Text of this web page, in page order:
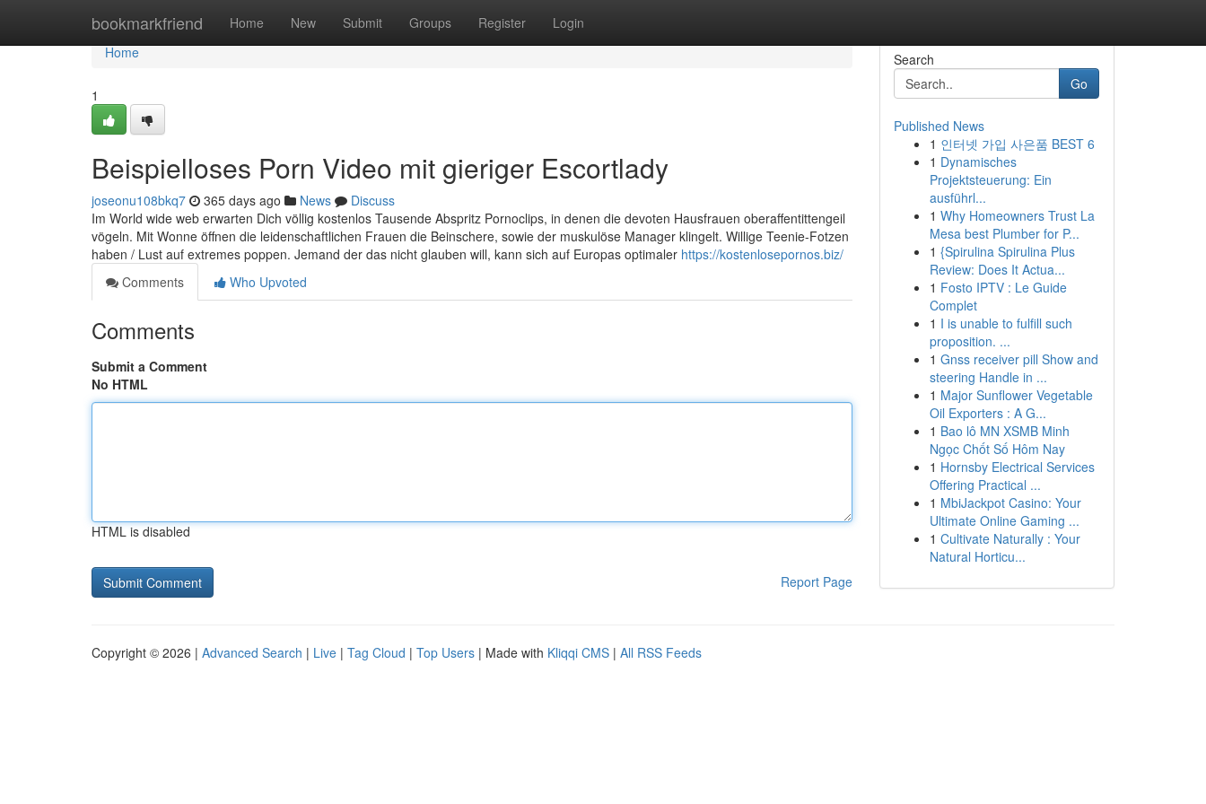
bookmarkfriend Home New Submit Groups Register Login
Home
Home
1
Beispielloses Porn Video mit gieriger Escortlady
joseonu108bkq7 365 days ago News
Discuss
Im World wide web erwarten Dich völlig kostenlos Tausende Abspritz Pornoclips, in denen die devoten Hausfrauen oberaffentittengeil
vögeln. Mit Wonne öffnen die leidenschaftlichen Frauen die Beinschere, sowie der muskulöse Manager klingelt. Willige Teenie-Fotzen
haben / Lust auf extremes poppen. Jemand der das nicht glauben will, kann sich auf Europas optimaler https://kostenlosepornos.biz/
Comments
Who Upvoted
Comments
Submit a Comment
No HTML
HTML is disabled
Report Page
Search
Go
Published News
1 인터넷 가입 사은품 BEST 6
1 Dynamisches
Projektsteuerung: Ein
ausführl...
1 Why Homeowners Trust La
Mesa best Plumber for P...
1 {Spirulina Spirulina Plus
Review: Does It Actua...
1 Fosto IPTV : Le Guide
Complet
1 I is unable to fulfill such
proposition. ...
1 Gnss receiver pill Show and
steering Handle in ...
1 Major Sunflower Vegetable
Oil Exporters : A G...
1 Bao lô MN XSMB Minh
Ngọc Chốt Số Hôm Nay
1 Hornsby Electrical Services
Offering Practical ...
1 MbiJackpot Casino: Your
Ultimate Online Gaming ...
1 Cultivate Naturally : Your
Natural Horticu...
Copyright © 2026 | Advanced Search | Live | Tag Cloud | Top Users | Made with Kliqqi CMS | All RSS Feeds